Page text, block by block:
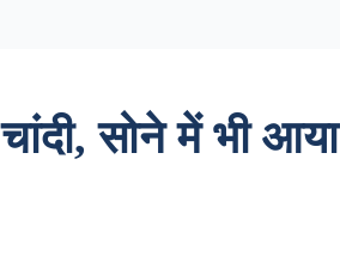
सोने में भी आया